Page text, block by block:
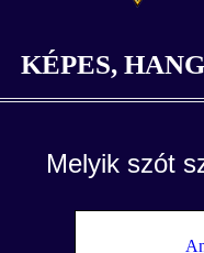
KÉPES,
Melyik szót